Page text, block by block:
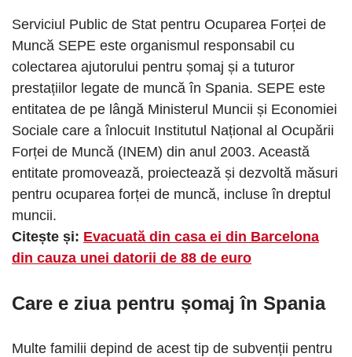
Serviciul Public de Stat pentru Ocuparea Forței de
Muncă SEPE este organismul responsabil cu
colectarea ajutorului pentru șomaj și a tuturor
prestațiilor legate de muncă în Spania. SEPE este
entitatea de pe lângă Ministerul Muncii și Economiei
Sociale care a înlocuit Institutul Național al Ocupării
Forței de Muncă (INEM) din anul 2003. Această
entitate promovează, proiectează și dezvoltă măsuri
pentru ocuparea forței de muncă, incluse în dreptul
muncii.
Citește și: Evacuată din casa ei din Barcelona
din cauza unei datorii de 88 de euro
Care e ziua pentru șomaj în Spania
Multe familii depind de acest tip de subvenții pentru